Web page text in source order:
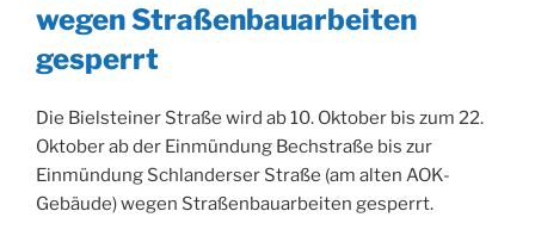
wegen Straßenbauarbeiten
gesperrt
Die Bielsteiner Straße wird ab 10. Oktober bis zum 22.
Oktober ab der Einmündung Bechstraße bis zur
Einmündung Schlanderser Straße (am alten AOK-
Gebäude) wegen Straßenbauarbeiten gesperrt.